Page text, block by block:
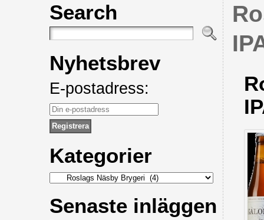
Search
Nyhetsbrev
E-postadress:
Kategorier
Kategorier
Senaste inläggen